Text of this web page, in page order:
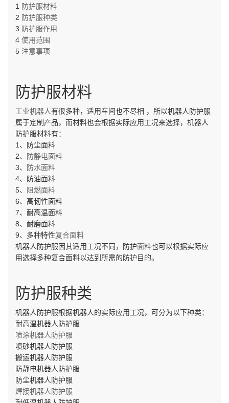
1 防护服材料
2 防护服种类
3 防护服作用
4 使用范围
5 注意事项
防护服材料
工业机器人有很多种，适用车间也不尽相 ，所以机器人防护服
属于定制产品，而材料也会根据实际应用工况来选择，机器人
防护服材料有：
1、防尘面料
2、
防静电面料
3、
防水面料
4、防油面料
5、
阻燃面料
6、高韧性面料
7、耐高温面料
8、耐磨面料
9、多种特性复合面料
机器人防护服因其适用工况不同，防护面料也可以根据实际应
用选择多种复合面料以达到所需的防护目的。
防护服种类
机器人防护服根据机器人的实际应用工况，可分为以下种类：
耐高温机器人防护服
喷涂机器人防护服
喷砂机器人防护服
搬运机器人防护服
防静电机器人防护服
防尘机器人防护服
焊接机器人防护服